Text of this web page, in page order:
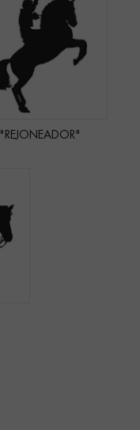
"REJONEADOR"